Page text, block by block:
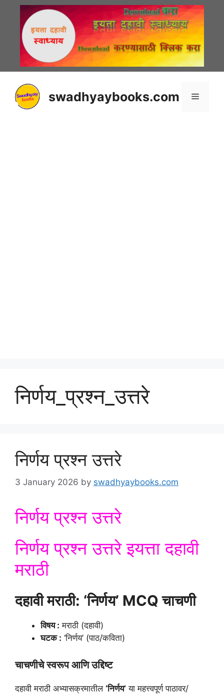
content
swadhyaybooks.com Menu
निर्णय_प्रश्न_उत्तरे
निर्णय प्रश्न उत्तरे
3 January 2026 by swadhyaybooks.com
निर्णय प्रश्न उत्तरे
निर्णय प्रश्न उत्तरे इयत्ता दहावी
मराठी
दहावी मराठी: ‘निर्णय’ MCQ चाचणी
विषय : मराठी (दहावी)
घटक : ‘निर्णय’ (पाठ/कविता)
चाचणीचे स्वरूप आणि उद्दिष्ट
दहावी मराठी अभ्यासक्रमातील ‘निर्णय’ या महत्त्वपूर्ण पाठावर/